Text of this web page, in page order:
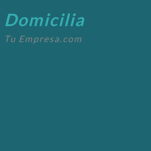
Domicilia
Tu Empresa.com